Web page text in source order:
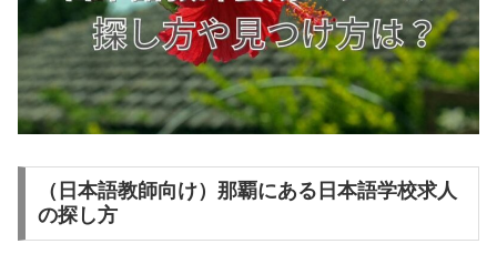
（日本語教師向け）那覇にある日本語学校求人
の探し方